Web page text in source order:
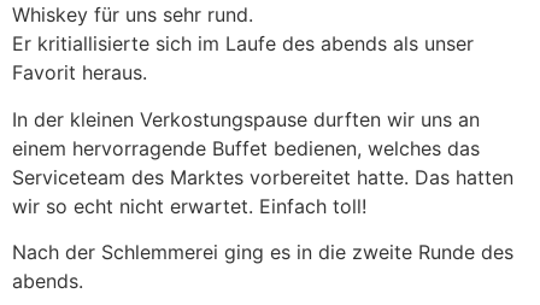
Whiskey für uns sehr rund.
Er kritiallisierte sich im Laufe des abends als unser
Favorit heraus.
In der kleinen Verkostungspause durften wir uns an
einem hervorragende Buffet bedienen, welches das
Serviceteam des Marktes vorbereitet hatte. Das hatten
wir so echt nicht erwartet. Einfach toll!
Nach der Schlemmerei ging es in die zweite Runde des
abends.